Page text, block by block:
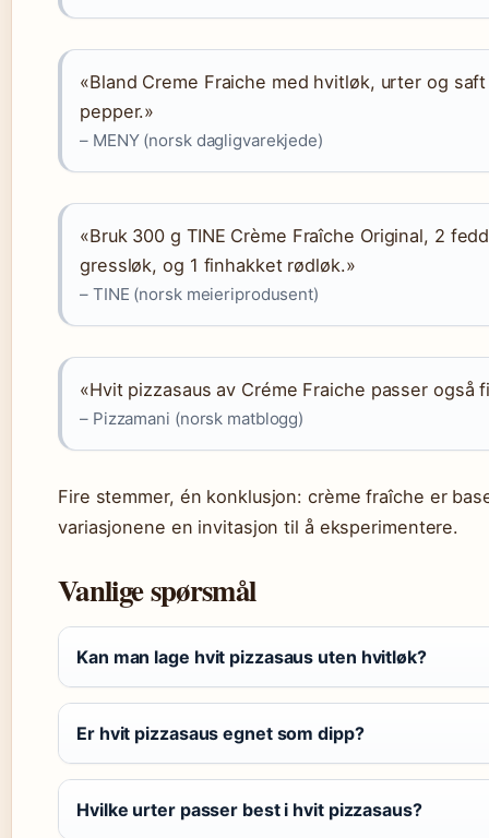
«Bland Creme Fraiche med hvitløk, urter og
pepper.»
– MENY (norsk dagligvarekjede)
«Bruk 300 g TINE Crème Fraîche Original, 2
gressløk, og 1 finhakket rødløk.»
– TINE (norsk meieriprodusent)
«Hvit pizzasaus av Créme Fraiche passer
– Pizzamani (norsk matblogg)
Fire stemmer, én konklusjon: crème fraîche er
variasjonene en invitasjon til å eksperimentere.
Vanlige spørsmål
Kan man lage hvit pizzasaus uten hvitløk?
Er hvit pizzasaus egnet som dipp?
Hvilke urter passer best i hvit pizzasaus?